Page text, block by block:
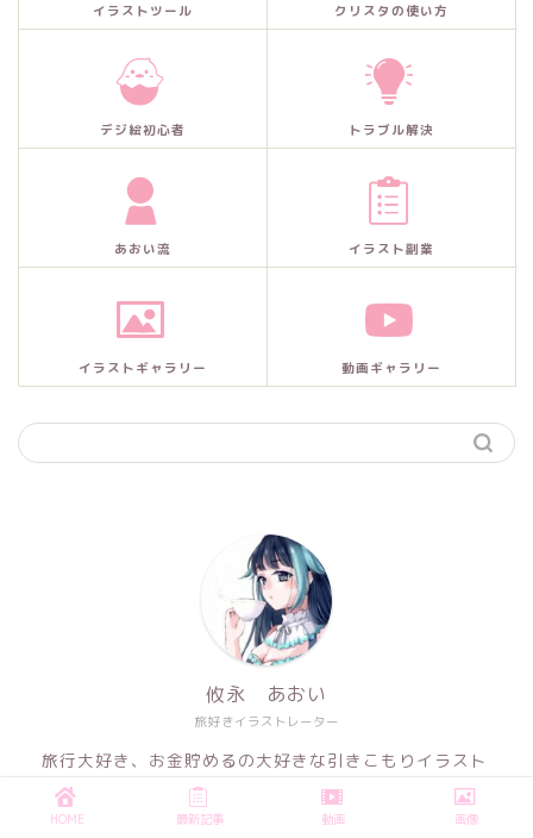
イラストツール クリスタの使い方
デジ絵初心者 トラブル解決
あおい流 イラスト副業
イラストギャラリー 動画ギャラリー
旅好きイラストレーター
攸永 あおい
旅行大好き、お金貯めるの大好きな引きこもりイラスト
レーター。
初心者さんに絵を描く楽しさを伝えたい。
HOME 最新記事 動画 画像